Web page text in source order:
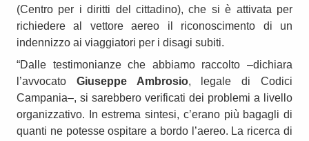
(Centro per i diritti del cittadino), che si è attivata per
richiedere al vettore aereo il riconoscimento di un
indennizzo ai viaggiatori per i disagi subiti.
“Dalle testimonianze che abbiamo raccolto –dichiara
l’avvocato Giuseppe Ambrosio, legale di Codici
Campania–, si sarebbero verificati dei problemi a livello
organizzativo. In estrema sintesi, c’erano più bagagli di
quanti ne potesse ospitare a bordo l’aereo. La ricerca di